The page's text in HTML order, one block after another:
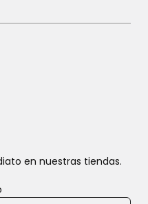
en nuestras tiendas.